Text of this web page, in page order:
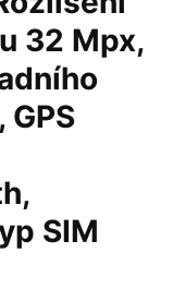
32 Mpx,
SIM